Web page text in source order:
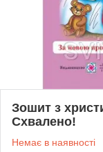
Зошит з
Схвалено!
Немає в наявності